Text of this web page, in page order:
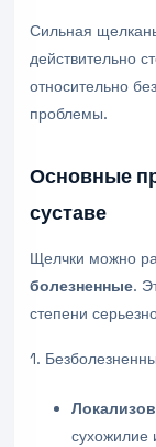
Сильная
действительно
относительно
проблемы.
Основные
суставе
Щелчки можно
болезненные.
степени
1.
сухожилие